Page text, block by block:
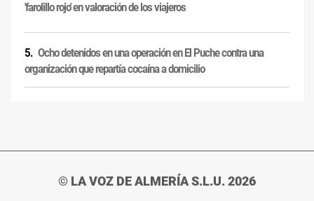
'farolillo rojo' en valoración de los viajeros
Ocho detenidos en una operación en El Puche contra una
organización que repartía cocaína a domicilio
© LA VOZ DE ALMERÍA S.L.U. 2026